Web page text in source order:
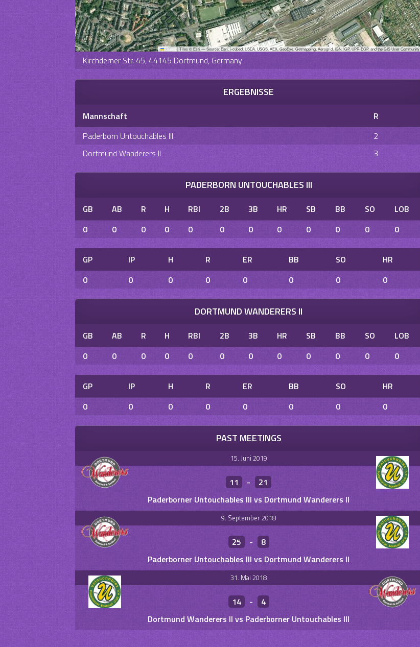
Leaflet |Tiles © Esri — Source: Esri, i-cubed, USDA, USGS, AEX, GeoEye, Getmapping, Aerogrid, IGN, IGP, UPR-EGP, and the GIS User Community
Kirchderner Str. 45, 44145 Dortmund, Germany
ERGEBNISSE
Mannschaft
R
Paderborn Untouchables III
2
Dortmund Wanderers II
3
PADERBORN UNTOUCHABLES III
GB AB R H RBI 2B 3B HR SB BB SO
LOB
0
0 0 0 0 0 0 0 0 0 0 0
GP IP H R ER BB SO
HR
0
0 0 0 0 0 0 0
DORTMUND WANDERERS II
GB AB R H RBI 2B 3B HR SB BB SO
LOB
0
0 0 0 0 0 0 0 0 0 0 0
GP IP H R ER BB SO
HR
0
0 0 0 0 0 0 0
PAST MEETINGS
15. Juni 2019
11 -
21
Paderborner Untouchables III vs Dortmund Wanderers II
9. September 2018
25 -
8
Paderborner Untouchables III vs Dortmund Wanderers II
31. Mai 2018
14 -
4
Dortmund Wanderers II vs Paderborner Untouchables III